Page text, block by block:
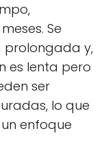
Se
prolongada y,
es lenta pero
ser
lo que
enfoque